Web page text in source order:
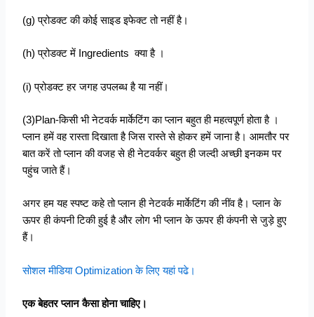
(g) प्रोडक्ट की कोई साइड इफेक्ट तो नहीं है।
(h) प्रोडक्ट में Ingredients क्या है ।
(i) प्रोडक्ट हर जगह उपलब्ध है या नहीं।
(3)Plan-किसी भी नेटवर्क मार्केटिंग का प्लान बहुत ही महत्वपूर्ण होता है ।
प्लान हमें वह रास्ता दिखाता है जिस रास्ते से होकर हमें जाना है। आमतौर पर
बात करें तो प्लान की वजह से ही नेटवर्कर बहुत ही जल्दी अच्छी इनकम पर
पहुंच जाते हैं।
अगर हम यह स्पष्ट कहे तो प्लान ही नेटवर्क मार्केटिंग की नींव है। प्लान के
ऊपर ही कंपनी टिकी हुई है और लोग भी प्लान के ऊपर ही कंपनी से जुड़े हुए
हैं।
सोशल मीडिया Optimization के लिए यहां पढे।
एक बेहतर प्लान कैसा होना चाहिए।